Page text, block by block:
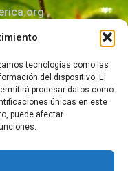
tecnologías como las
del dispositivo. El
procesar datos como
únicas en este
puede afectar
mediante el